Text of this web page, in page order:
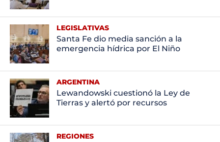
LEGISLATIVAS
Santa Fe dio media sanción a la
emergencia hídrica por El Niño
ARGENTINA
Lewandowski cuestionó la Ley de
Tierras y alertó por recursos
REGIONES